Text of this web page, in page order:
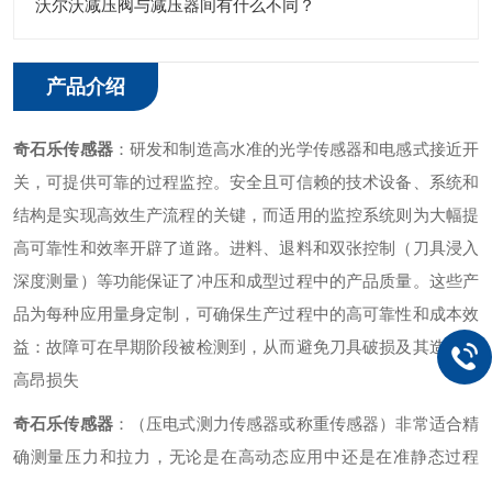
沃尔沃减压阀与减压器间有什么不同？
产品介绍
奇石乐传感器：研发和制造高水准的光学传感器和电感式接近开
关，可提供可靠的过程监控。安全且可信赖的技术设备、系统和
结构是实现高效生产流程的关键，而适用的监控系统则为大幅提
高可靠性和效率开辟了道路。进料、退料和双张控制（刀具浸入
深度测量）等功能保证了冲压和成型过程中的产品质量。这些产
品为每种应用量身定制，可确保生产过程中的高可靠性和成本效
益：故障可在早期阶段被检测到，从而避免刀具破损及其造成的
高昂损失
奇石乐传感器：（压电式测力传感器或称重传感器）非常适合精
确测量压力和拉力，无论是在高动态应用中还是在准静态过程